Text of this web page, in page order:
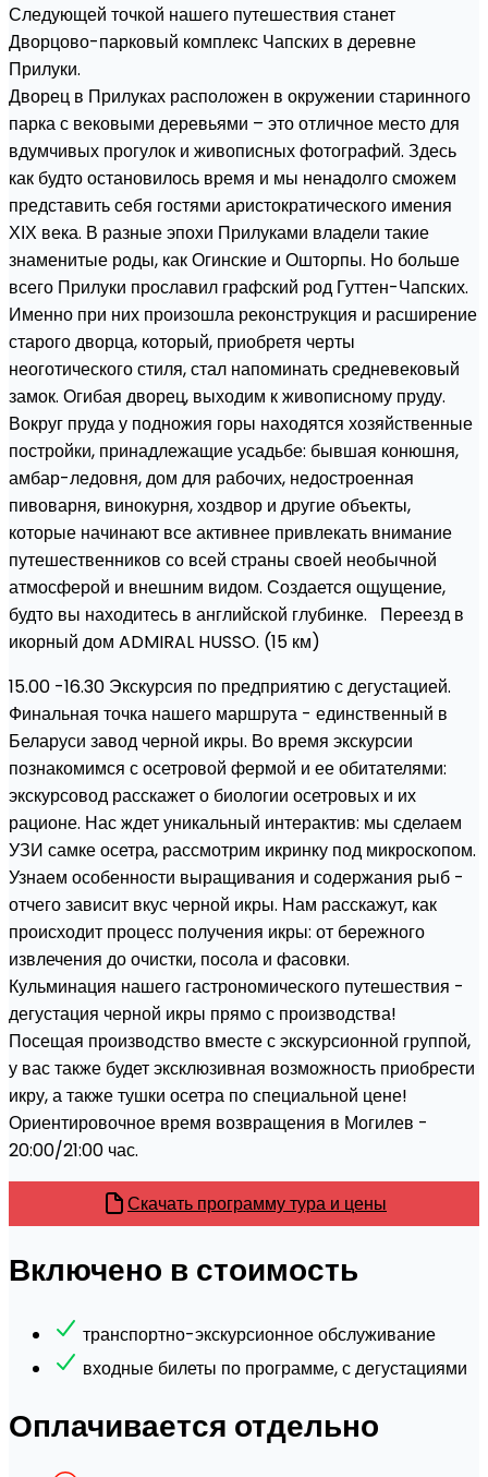
Следующей точкой нашего путешествия станет
Дворцово-парковый комплекс Чапских в деревне
Прилуки.
Дворец в Прилуках расположен в окружении старинного
парка с вековыми деревьями – это отличное место для
вдумчивых прогулок и живописных фотографий. Здесь
как будто остановилось время и мы ненадолго сможем
представить себя гостями аристократического имения
ХІХ века. В разные эпохи Прилуками владели такие
знаменитые роды, как Огинские и Ошторпы. Но больше
всего Прилуки прославил графский род Гуттен-Чапских.
Именно при них произошла реконструкция и расширение
старого дворца, который, приобретя черты
неоготического стиля, стал напоминать средневековый
замок. Огибая дворец, выходим к живописному пруду.
Вокруг пруда у подножия горы находятся хозяйственные
постройки, принадлежащие усадьбе: бывшая конюшня,
амбар-ледовня, дом для рабочих, недостроенная
пивоварня, винокурня, хоздвор и другие объекты,
которые начинают все активнее привлекать внимание
путешественников со всей страны своей необычной
атмосферой и внешним видом. Создается ощущение,
будто вы находитесь в английской глубинке. Переезд в
икорный дом ADMIRAL HUSSO. (15 км)
15.00 -16.30 Экскурсия по предприятию с дегустацией.
Финальная точка нашего маршрута - единственный в
Беларуси завод черной икры. Во время экскурсии
познакомимся с осетровой фермой и ее обитателями:
экскурсовод расскажет о биологии осетровых и их
рационе. Нас ждет уникальный интерактив: мы сделаем
УЗИ самке осетра, рассмотрим икринку под микроскопом.
Узнаем особенности выращивания и содержания рыб -
отчего зависит вкус черной икры. Нам расскажут, как
происходит процесс получения икры: от бережного
извлечения до очистки, посола и фасовки.
Кульминация нашего гастрономического путешествия -
дегустация черной икры прямо с производства!
Посещая производство вместе с экскурсионной группой,
у вас также будет эксклюзивная возможность приобрести
икру, а также тушки осетра по специальной цене!
Ориентировочное время возвращения в Могилев -
20:00/21:00 час.
Скачать программу тура и цены
Включено в стоимость
транспортно-экскурсионное обслуживание
входные билеты по программе, с дегустациями
Оплачивается отдельно